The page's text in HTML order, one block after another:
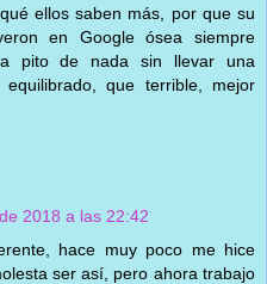
ellos saben más, por que su
en Google ósea siempre
pito de nada sin llevar una
que terrible, mejor
2018 a las 22:42
hace muy poco me hice
ser así, pero ahora trabajo